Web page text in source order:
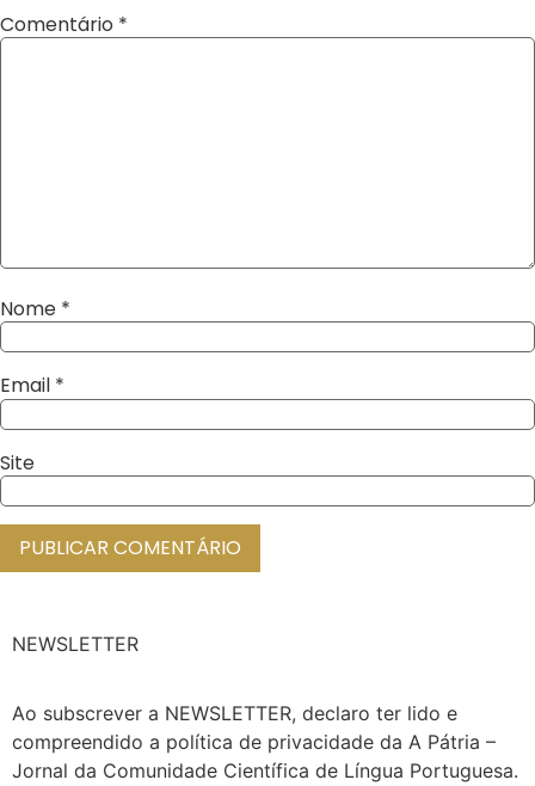
Comentário *
Nome *
Email *
Site
NEWSLETTER
Ao subscrever a NEWSLETTER, declaro ter lido e
compreendido a política de privacidade da A Pátria –
Jornal da Comunidade Científica de Língua Portuguesa.